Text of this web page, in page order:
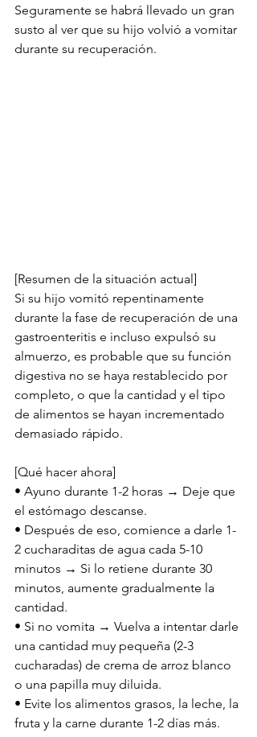
Seguramente se habrá llevado un gran
susto al ver que su hijo volvió a vomitar
durante su recuperación.
[Resumen de la situación actual]
Si su hijo vomitó repentinamente
durante la fase de recuperación de una
gastroenteritis e incluso expulsó su
almuerzo, es probable que su función
digestiva no se haya restablecido por
completo, o que la cantidad y el tipo
de alimentos se hayan incrementado
demasiado rápido.
[Qué hacer ahora]
• Ayuno durante 1-2 horas → Deje que
el estómago descanse.
• Después de eso, comience a darle 1-
2 cucharaditas de agua cada 5-10
minutos → Si lo retiene durante 30
minutos, aumente gradualmente la
cantidad.
• Si no vomita → Vuelva a intentar darle
una cantidad muy pequeña (2-3
cucharadas) de crema de arroz blanco
o una papilla muy diluida.
• Evite los alimentos grasos, la leche, la
fruta y la carne durante 1-2 días más.